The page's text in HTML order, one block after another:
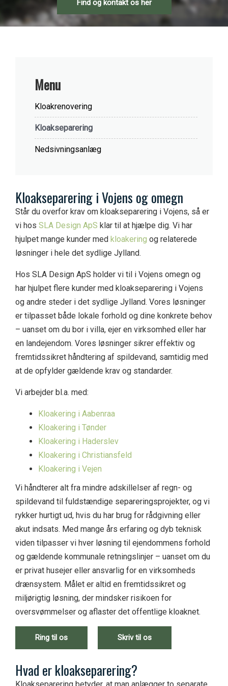
Ny græsplæne
NedsivningsanlægFind og kontakt os her
Menu
Kloakrenovering
Kloakseparering
Nedsivningsanlæg
Kloakseparering iVojens og omegn
Står du overfor krav om kloakseparering i Vojens, så er
vi hos SLA Design ApS klar til at hjælpe dig. Vi har
hjulpet mange kunder med kloakering og relaterede
løsninger i hele det sydlige Jylland.
Hos SLA Design ApS holder vi til i Vojens omegn og
har hjulpet flere kunder med kloakseparering i Vojens
og andre steder i det sydlige Jylland. Vores løsninger
er tilpasset både lokale forhold og dine konkrete behov
– uanset om du bor i villa, ejer en virksomhed eller har
en landejendom. Vores løsninger sikrer effektiv og
fremtidssikret håndtering af spildevand, samtidig med
at de opfylder gældende krav og standarder.
Vi arbejder bl.a. med:
Kloakering i Aabenraa
Kloakering i Tønder
Kloakering i Haderslev
Kloakering i Christiansfeld
Kloakering i Vejen
Vi håndterer alt fra mindre adskillelser af regn- og
spildevand til fuldstændige separeringsprojekter, og vi
rykker hurtigt ud, hvis du har brug for rådgivning eller
akut indsats. Med mange års erfaring og dyb teknisk
viden tilpasser vi hver løsning til ejendommens forhold
og gældende kommunale retningslinjer – uanset om du
er privat husejer eller ansvarlig for en virksomheds
drænsystem. Målet er altid en fremtidssikret og
miljørigtig løsning, der mindsker risikoen for
oversvømmelser og aflaster det offentlige kloaknet.
Ring til os Skriv til os
Hvad er kloakseparering?